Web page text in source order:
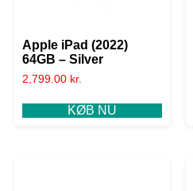
Apple iPad (2022)
64GB – Silver
2,799.00 kr.
KØB NU